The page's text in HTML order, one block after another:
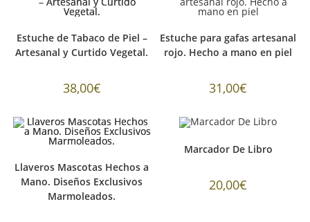
Estuche de Tabaco de Piel –
Artesanal y Curtido Vegetal.
38,00€
Estuche para gafas artesanal
rojo. Hecho a mano en piel
31,00€
Llaveros Mascotas Hechos a
Mano. Diseños Exclusivos
Marmoleados.
Marcador De Libro
20,00€